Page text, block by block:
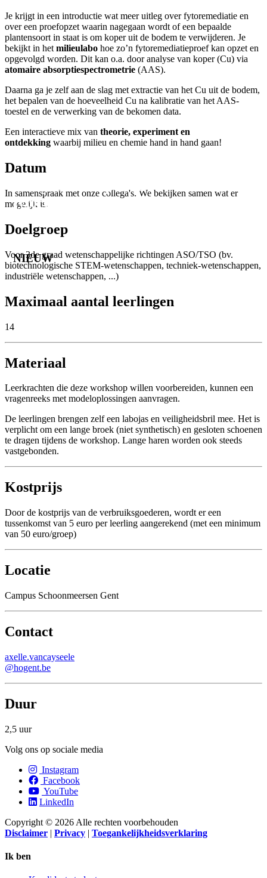
Analyse van koper na
fytoremediatie.
NIEUW
Je krijgt in een introductie wat meer uitleg over fytoremediatie en
over een proefopzet waarin nagegaan wordt of een bepaalde
plantensoort in staat is om koper uit de bodem te verwijderen. Je
bekijkt in het milieulabo hoe zo’n fytoremediatieproef kan opzet en
opgevolgd worden. Dit kan o.a. door analyse van koper (Cu) via
atomaire absorptiespectrometrie (AAS).
Daarna ga je zelf aan de slag met extractie van het Cu uit de bodem,
het bepalen van de hoeveelheid Cu na kalibratie van het AAS-
toestel en de verwerking van de bekomen data.
Een interactieve mix van theorie, experiment en
ontdekking waarbij milieu en chemie hand in hand gaan!
Datum
In samenspraak met onze collega's. We bekijken samen wat er
mogelijk is.
Doelgroep
Voor 3de graad wetenschappelijke richtingen ASO/TSO (bv.
biotechnologische STEM-wetenschappen, techniek-wetenschappen,
industriële wetenschappen, ...)
Maximaal aantal leerlingen
14
Materiaal
Leerkrachten die deze workshop willen voorbereiden, kunnen een
vragenreeks met modeloplossingen aanvragen.
De leerlingen brengen zelf een labojas en veiligheidsbril mee. Het is
verplicht om een lange broek (niet synthetisch) en gesloten schoenen
te dragen tijdens de workshop. Lange haren worden ook steeds
vastgebonden.
Kostprijs
Door de kostprijs van de verbruiksgoederen, wordt er een
tussenkomst van 5 euro per leerling aangerekend (met een minimum
van 50 euro/groep)
Locatie
Campus Schoonmeersen Gent
Contact
axelle.vancayseele
@hogent.be
Duur
2,5 uur
Volg ons op sociale media
Instagram
Facebook
YouTube
LinkedIn
Copyright © 2026 Alle rechten voorbehouden
Disclaimer | Privacy | Toegankelijkheidsverklaring
Ik ben